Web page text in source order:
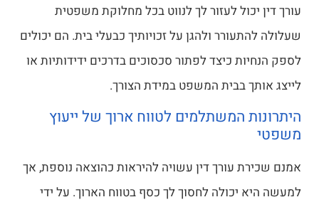
עורך דין יכול לעזור לך לנווט בכל מחלוקת משפטית
שעלולה להתעורר ולהגן על זכויותיך כבעלי בית. הם יכולים
לספק הנחיות כיצד לפתור סכסוכים בדרכים ידידותיות או
לייצג אותך בבית המשפט במידת הצורך.
היתרונות המשתלמים לטווח ארוך של ייעוץ
משפטי
אמנם שכירת עורך דין עשויה להיראות כהוצאה נוספת, אך
למעשה היא יכולה לחסוך לך כסף בטווח הארוך. על ידי